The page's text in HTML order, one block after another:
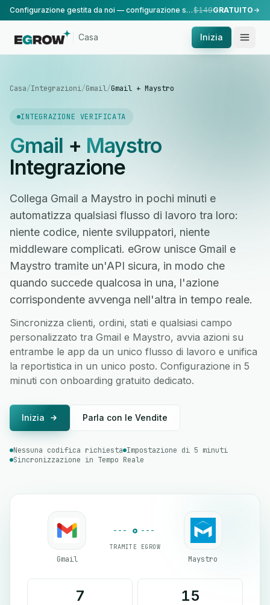
Configurazione gestita da noi — configurazione standard, eseguita dal nostro team.$149GRATUITO
Casa Inizia
Casa/Integrazioni/Gmail/Gmail + Maystro
INTEGRAZIONE VERIFICATA
Gmail + Maystro
Integrazione
Collega Gmail a Maystro in pochi minuti e
automatizza qualsiasi flusso di lavoro tra loro:
niente codice, niente sviluppatori, niente
middleware complicati. eGrow unisce Gmail e
Maystro tramite un'API sicura, in modo che
quando succede qualcosa in una, l'azione
corrispondente avvenga nell'altra in tempo reale.
Sincronizza clienti, ordini, stati e qualsiasi campo
personalizzato tra Gmail e Maystro, avvia azioni su
entrambe le app da un unico flusso di lavoro e unifica
la reportistica in un unico posto. Configurazione in 5
minuti con onboarding gratuito dedicato.
Inizia Parla con le Vendite
Nessuna codifica richiesta Impostazione di 5 minuti
Sincronizzazione in Tempo Reale
Gmail
TRAMITE EGROW
Maystro
7 15